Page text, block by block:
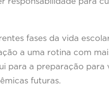
fases da vida
a uma rotina com
para a preparação para
futuras.